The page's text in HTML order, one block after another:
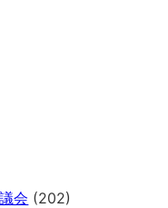
会 (202)